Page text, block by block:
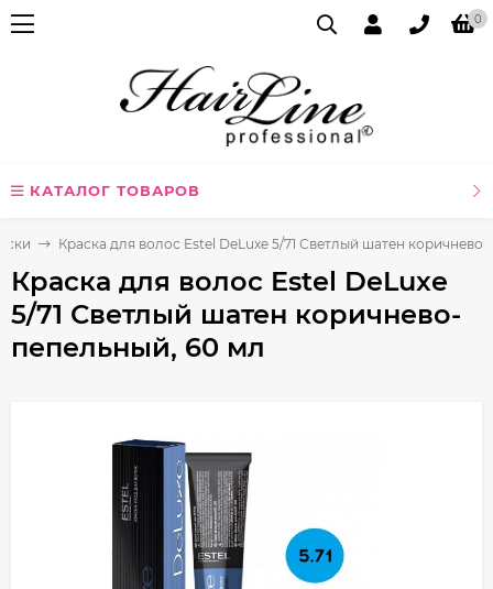
0
КАТАЛОГ ТОВАРОВ
Краска для волос Estel DeLuxe 5/71 Светлый шатен
Краска для волос Estel DeLuxe
5/71 Светлый шатен коричнево-
пепельный, 60 мл